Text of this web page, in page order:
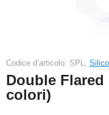
Codice d’articolo: SPL,
Double
colori)